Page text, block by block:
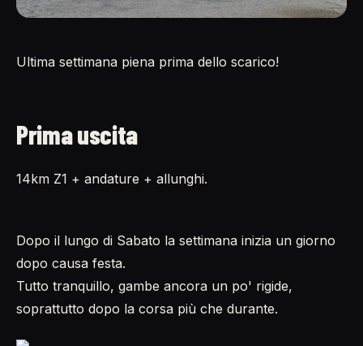
Ultima settimana piena prima dello scarico!
Prima uscita
14km Z1 + andature + allunghi.
Dopo il lungo di Sabato la settimana inizia un giorno
dopo causa festa.
Tutto tranquillo, gambe ancora un po' rigide,
soprattutto dopo la corsa più che durante.